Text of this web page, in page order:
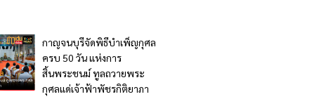
กาญจนบุรีจัดพิธีบำเพ็ญกุศล
ครบ 50 วัน แห่งการ
สิ้นพระชนม์ ทูลถวายพระ
กุศลแด่เจ้าฟ้าพัชรกิติยาภา